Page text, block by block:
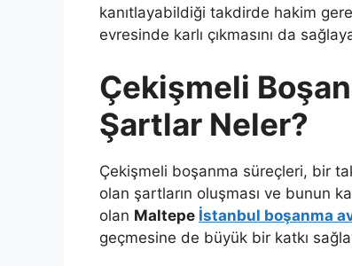
kanıtlayabildiği takdirde hakim
evresinde karlı çıkmasını da
Çekişmeli
Şartlar Neler?
Çekişmeli boşanma süreçleri, bir
olan şartların oluşması ve bunun
olan Maltepe İstanbul boşanma
geçmesine de büyük bir katkı